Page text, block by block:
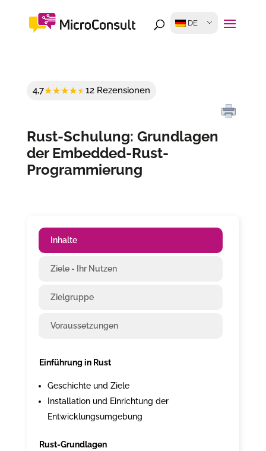
DE
4,7 12 Rezensionen
Rust-Schulung: Grundlagen
der Embedded-Rust-
Programmierung
Inhalte
Ziele - Ihr Nutzen
Zielgruppe
Voraussetzungen
Einführung in Rust
Geschichte und Ziele
Installation und Einrichtung der
Entwicklungsumgebung
Rust-Grundlagen